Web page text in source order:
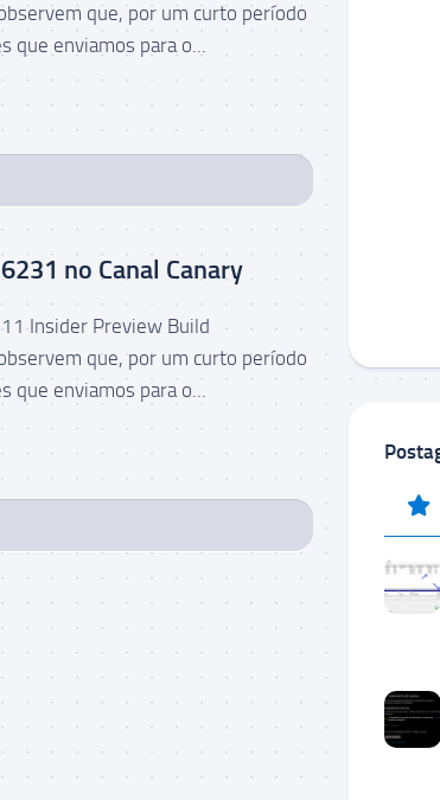
que, por um curto período
que enviamos para o...
no Canal Canary
Insider Preview Build
que, por um curto período
que enviamos para o...